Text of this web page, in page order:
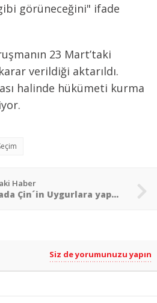
görüneceğini" ifade
23 Mart’taki
verildiği aktarıldı.
halinde hükümeti kurma
Haber
Kanada Çin´in Uygurlara yaptıklarını ´soykırım´ olarak tanıdı
Siz de yorumunuzu yapın